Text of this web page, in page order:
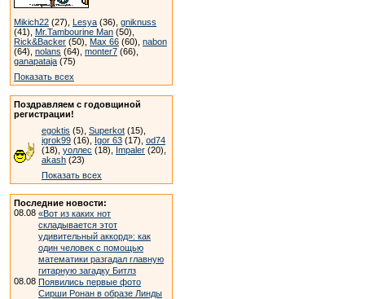
Mikich22 (27), Lesya (36), gniknuss
(41), Mr.Tambourine Man (50),
Rick&Backer (50), Max 66 (60), nabon
(64), nolans (64), monter7 (66),
ganapataja (75)
Показать всех
Поздравляем с годовщиной
регистрации!
egoktis (5), Superkot (15),
igrok99 (16), Igor 63 (17), od74
(18), уоллес (18), Impaler (20),
akash (23)
Показать всех
Последние новости:
08.08 «Вот из каких нот
складывается этот
удивительный аккорд»: как
один человек с помощью
математики разгадал главную
гитарную загадку Битлз
08.08 Появились первые фото
Сирши Ронан в образе Линды